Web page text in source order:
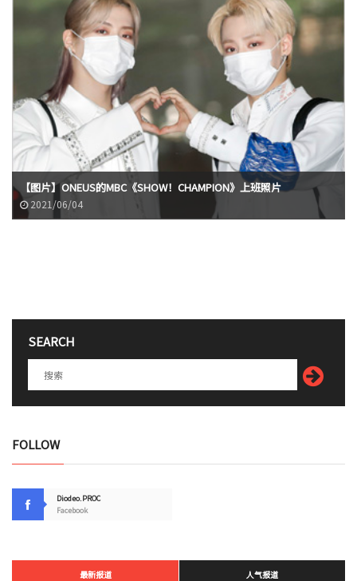
【图片】ONEUS的MBC《SHOW！CHAMPION》上班照片
2021/06/04
SEARCH
FOLLOW
Diodeo.PROC
Facebook
最新报道 人气报道